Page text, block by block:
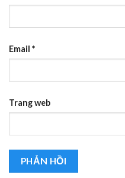
Email *
Trang web